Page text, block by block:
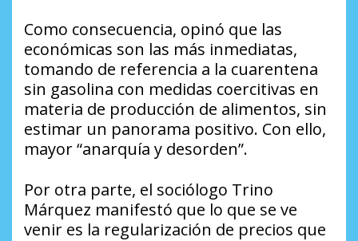
Como consecuencia, opinó que las
económicas son las más inmediatas,
tomando de referencia a la cuarentena
sin gasolina con medidas coercitivas en
materia de producción de alimentos, sin
estimar un panorama positivo. Con ello,
mayor “anarquía y desorden”.
Por otra parte, el sociólogo Trino
Márquez manifestó que lo que se ve
venir es la regularización de precios que